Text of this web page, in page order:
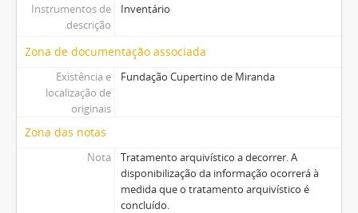
Instrumentos de
descrição
Inventário
Zona de documentação associada
Existência e
localização de
originais
Fundação Cupertino de Miranda
Zona das notas
Nota
Tratamento arquivístico a decorrer. A
disponibilização da informação ocorrerá à
medida que o tratamento arquivístico é
concluído.